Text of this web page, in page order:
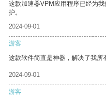
这款加速器VPM应用程序已经为
护。
2024-09-01
游客
这款软件简直是神器，解决了我所
2024-09-01
游客